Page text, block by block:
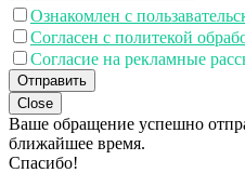
Ознакомлен с
Согласен с политекой
Согласие на рекламные
Отправить
Close
Ваше обращение успешно
ближайшее время.
Спасибо!